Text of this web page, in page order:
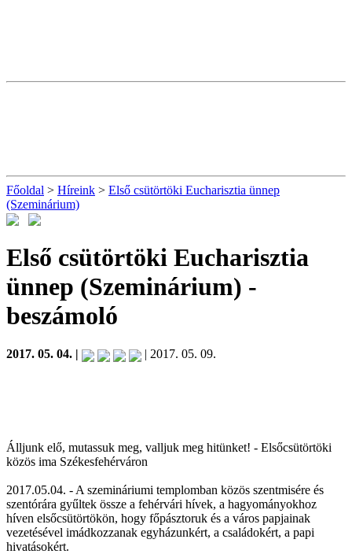
Főoldal > Híreink > Első csütörtöki Eucharisztia ünnep
(Szeminárium)
Első csütörtöki Eucharisztia
ünnep (Szeminárium) -
beszámoló
2017. 05. 04. | | 2017. 05. 09.
Álljunk elő, mutassuk meg, valljuk meg hitünket! - Elsőcsütörtöki
közös ima Székesfehérváron
2017.05.04. - A szemináriumi templomban közös szentmisére és
szentórára gyűltek össze a fehérvári hívek, a hagyományokhoz
híven elsőcsütörtökön, hogy főpásztoruk és a város papjainak
vezetésével imádkozzanak egyházunkért, a családokért, a papi
hivatásokért.